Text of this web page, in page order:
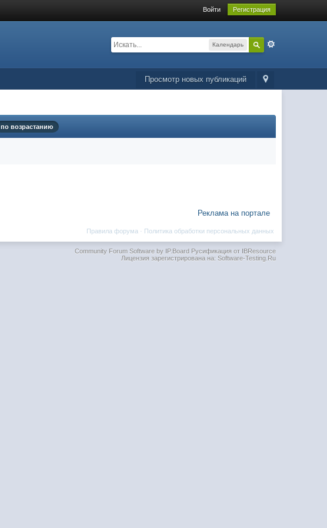
Войти Регистрация
Календарь
Просмотр новых публикаций
по возрастанию
Реклама на портале
Политика обработки персональных данных
Правила форума ·
Community Forum Software by IP.BoardРусификация от IBResource
Лицензия зарегистрирована на: Software-Testing.Ru